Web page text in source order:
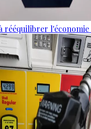
rééquilibrer